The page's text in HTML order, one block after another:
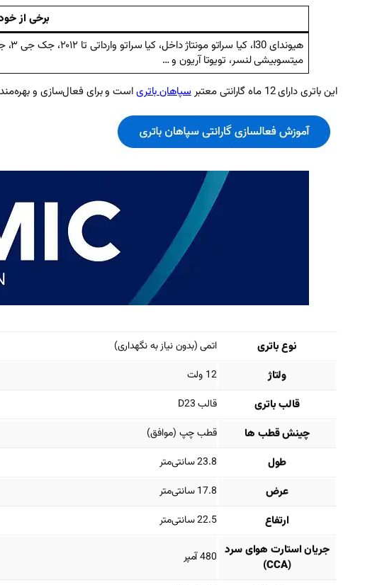
برخی از خودروهای
میتسوبیشی لنسر، تویوتا آریون و …
این باتری دارای 12 ماه گارانتی معتبر
سپاهان باتریاست و برای فعال‌سازی و
نوع باتری اتمی (بدون نیاز به نگهداری)
ولتاژ 12 ولت
قالب باتری قالب D23
چینش قطب ها قطب چپ (موافق)
طول 23.8 سانتی‌متر
عرض 17.8 سانتی‌متر
ارتفاع 22.5 سانتی‌متر
جریان استارت هوای سرد
(CCA)
480 آمپر